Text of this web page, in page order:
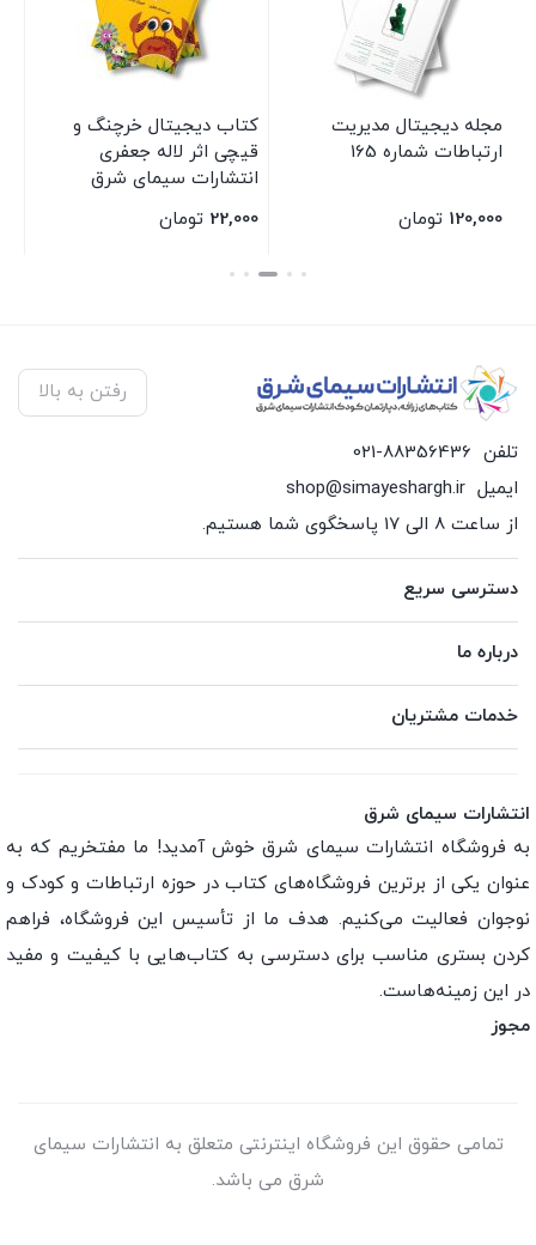
مجله دیجیتال مدیریت
ارتباطات شماره 165
120,000 تومان
کتاب دیجیتال خرچنگ و
قیچی اثر لاله جعفری
انتشارات سیمای شرق
22,000 تومان
بستن
رفتن به بالا
تلفن 021-88356436
ایمیل shop@simayeshargh.ir
از ساعت 8 الی 17 پاسخگوی شما هستیم.
دسترسی سریع
درباره ما
خدمات مشتریان
انتشارات سیمای شرق
به فروشگاه انتشارات سیمای شرق خوش آمدید! ما مفتخریم که به
عنوان یکی از برترین فروشگاه‌های کتاب در حوزه ارتباطات و کودک و
نوجوان فعالیت می‌کنیم. هدف ما از تأسیس این فروشگاه، فراهم
کردن بستری مناسب برای دسترسی به کتاب‌هایی با کیفیت و مفید
در این زمینه‌هاست.
مجوز
تمامی حقوق این فروشگاه اینترنتی متعلق به انتشارات سیمای
شرق می باشد.